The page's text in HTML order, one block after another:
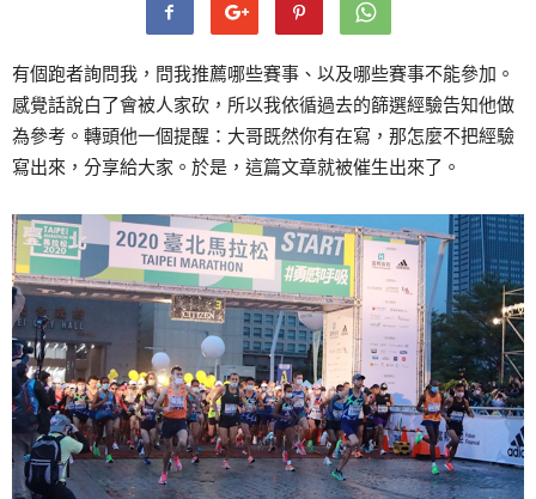
有個跑者詢問我，問我推薦哪些賽事、以及哪些賽事不能參加。
感覺話說白了會被人家砍，所以我依循過去的篩選經驗告知他做
為參考。轉頭他一個提醒：大哥既然你有在寫，那怎麼不把經驗
寫出來，分享給大家。於是，這篇文章就被催生出來了。